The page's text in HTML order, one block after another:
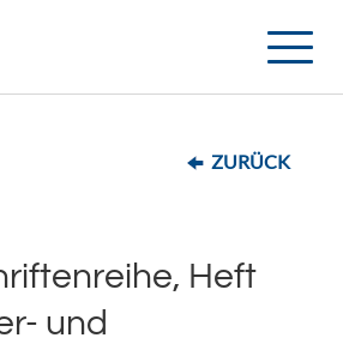
Toggle
ZURÜCK
Heft
und